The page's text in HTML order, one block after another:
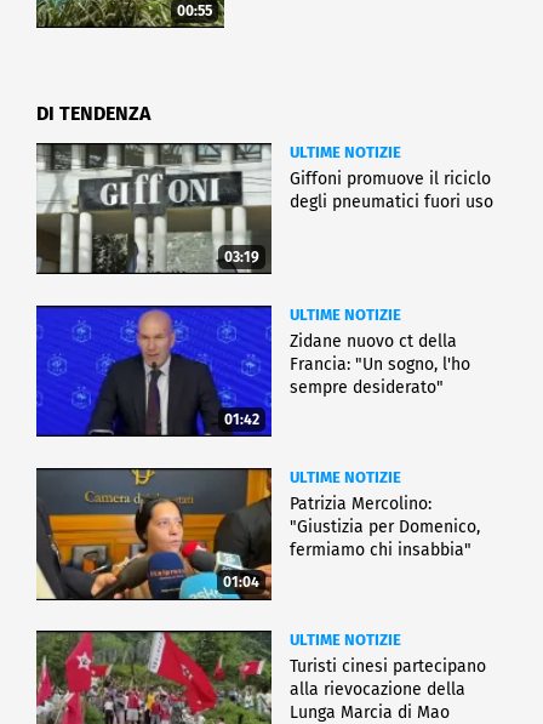
00:55
DI TENDENZA
03:19
ULTIME NOTIZIE
Giffoni promuove il riciclo
degli pneumatici fuori uso
01:42
ULTIME NOTIZIE
Zidane nuovo ct della
Francia: "Un sogno, l'ho
sempre desiderato"
01:04
ULTIME NOTIZIE
Patrizia Mercolino:
"Giustizia per Domenico,
fermiamo chi insabbia"
ULTIME NOTIZIE
Turisti cinesi partecipano
alla rievocazione della
Lunga Marcia di Mao